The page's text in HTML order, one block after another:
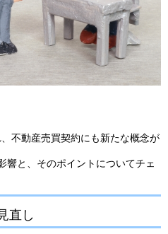
不動産売買契約にも新たな概念が
響と、そのポイントについてチェ
直し